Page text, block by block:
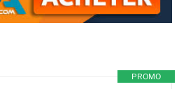
PROMO